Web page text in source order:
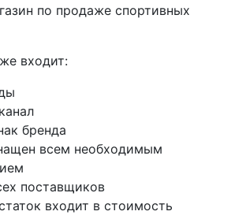
по продаже спортивных
входит:
бренда
всем необходимым
поставщиков
входит в стоимость